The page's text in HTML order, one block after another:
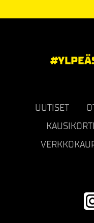
UUTISET